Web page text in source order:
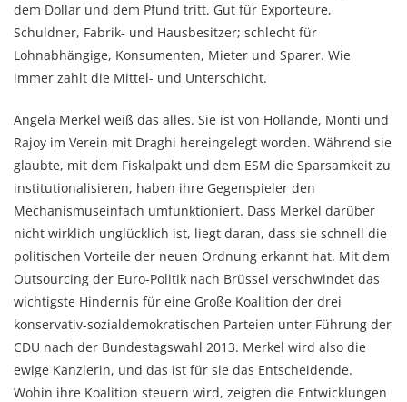
dem Dollar und dem Pfund tritt. Gut für Exporteure,
Schuldner, Fabrik- und Hausbesitzer; schlecht für
Lohnabhängige, Konsumenten, Mieter und Sparer. Wie
immer zahlt die Mittel- und Unterschicht.
Angela Merkel weiß das alles. Sie ist von Hollande, Monti und
Rajoy im Verein mit Draghi hereingelegt worden. Während sie
glaubte, mit dem Fiskalpakt und dem ESM die Sparsamkeit zu
institutionalisieren, haben ihre Gegenspieler den
Mechanismuseinfach umfunktioniert. Dass Merkel darüber
nicht wirklich unglücklich ist, liegt daran, dass sie schnell die
politischen Vorteile der neuen Ordnung erkannt hat. Mit dem
Outsourcing der Euro-Politik nach Brüssel verschwindet das
wichtigste Hindernis für eine Große Koalition der drei
konservativ-sozialdemokratischen Parteien unter Führung der
CDU nach der Bundestagswahl 2013. Merkel wird also die
ewige Kanzlerin, und das ist für sie das Entscheidende.
Wohin ihre Koalition steuern wird, zeigten die Entwicklungen